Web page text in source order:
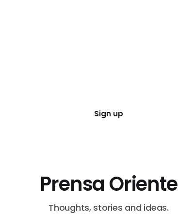
Sign up
Prensa Oriente
Thoughts, stories and ideas.